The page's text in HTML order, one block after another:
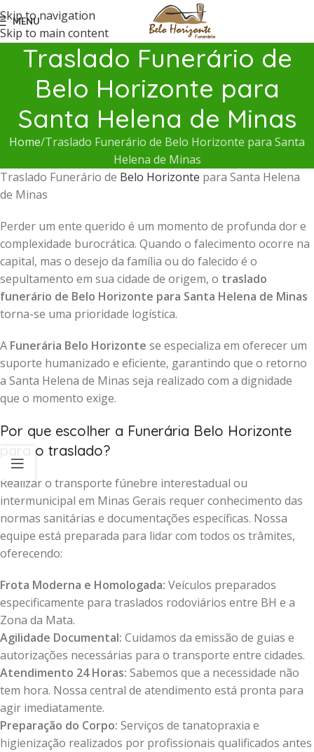
Skip to navigation
Skip to main content
MENU
Traslado Funerário de
Belo Horizonte para
Santa Helena de Minas
Home Traslado Funerário de Belo Horizonte para Santa
Helena de Minas
Traslado Funerário de Belo Horizonte para Santa Helena
de Minas
Perder um ente querido é um momento de profunda dor e
complexidade burocrática. Quando o falecimento ocorre na
capital, mas o desejo da família ou do falecido é o
sepultamento em sua cidade de origem, o traslado
funerário de Belo Horizonte para Santa Helena de Minas
torna-se uma prioridade logística.
A Funerária Belo Horizonte se especializa em oferecer um
suporte humanizado e eficiente, garantindo que o retorno
a Santa Helena de Minas seja realizado com a dignidade
que o momento exige.
Por que escolher a Funerária Belo Horizonte
para o traslado?
Realizar o transporte fúnebre interestadual ou
intermunicipal em Minas Gerais requer conhecimento das
normas sanitárias e documentações específicas. Nossa
equipe está preparada para lidar com todos os trâmites,
oferecendo:
Frota Moderna e Homologada: Veículos preparados
especificamente para traslados rodoviários entre BH e a
Zona da Mata.
Agilidade Documental: Cuidamos da emissão de guias e
autorizações necessárias para o transporte entre cidades.
Atendimento 24 Horas: Sabemos que a necessidade não
tem hora. Nossa central de atendimento está pronta para
agir imediatamente.
Preparação do Corpo: Serviços de tanatopraxia e
higienização realizados por profissionais qualificados antes